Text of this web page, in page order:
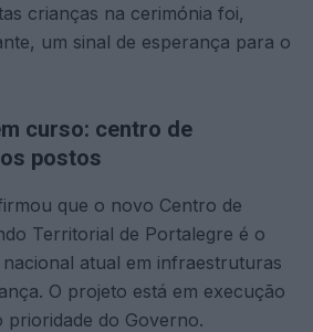
crianças na cerimónia foi,
um sinal de esperança para o
curso: centro de
postos
que o novo Centro de
Territorial de Portalegre é o
atual em infraestruturas
O projeto está em execução
prioridade do Governo.